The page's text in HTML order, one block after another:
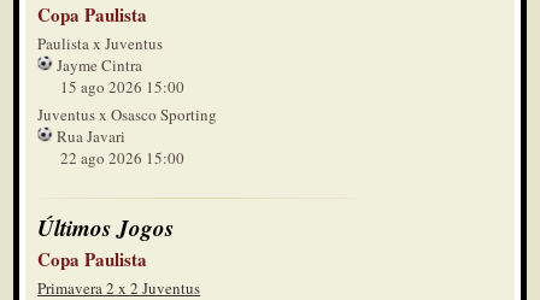
Copa Paulista
Paulista x Juventus
Jayme Cintra
15 ago 2026 15:00
Juventus x Osasco Sporting
Rua Javari
22 ago 2026 15:00
Últimos Jogos
Copa Paulista
Primavera 2 x 2 Juventus